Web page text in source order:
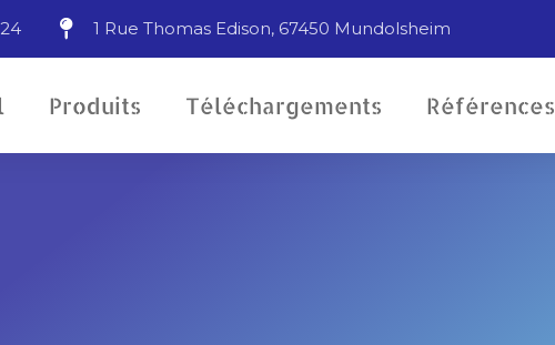
1 Rue Thomas Edison, 67450 Mundolsheim
Produits Téléchargements Références